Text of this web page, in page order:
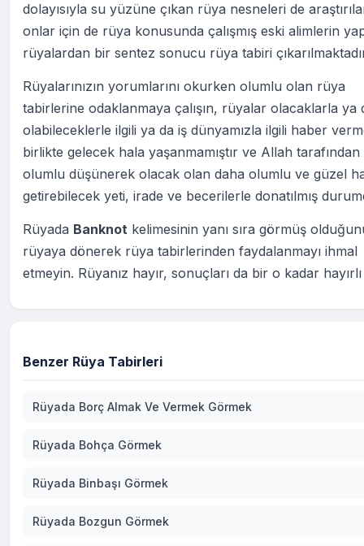
dolayısıyla su yüzüne çıkan rüya nesneleri de
onlar için de rüya konusunda çalışmış eski alimlerin
rüyalardan bir sentez sonucu rüya tabiri
Rüyalarınızın yorumlarını okurken olumlu olan rüya
tabirlerine odaklanmaya çalışın, rüyalar olacaklarla ya
olabileceklerle ilgili ya da iş dünyamızla ilgili haber
birlikte gelecek hala yaşanmamıştır ve Allah
olumlu düşünerek olacak olan daha olumlu ve güzel
getirebilecek yeti, irade ve becerilerle donatılmış
Rüyada Banknot kelimesinin yanı sıra görmüş
rüyaya dönerek rüya tabirlerinden faydalanmayı ihmal
etmeyin. Rüyanız hayır, sonuçları da bir o kadar
Benzer Rüya Tabirleri
Rüyada Borç Almak Ve Vermek Görmek
Rüyada Bohça Görmek
Rüyada Binbaşı Görmek
Rüyada Bozgun Görmek